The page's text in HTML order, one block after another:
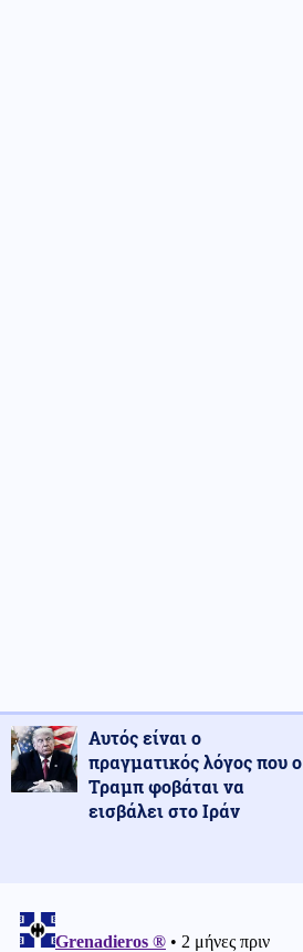
Αυτός είναι ο
πραγματικός λόγος που ο
Τραμπ φοβάται να
εισβάλει στο Ιράν